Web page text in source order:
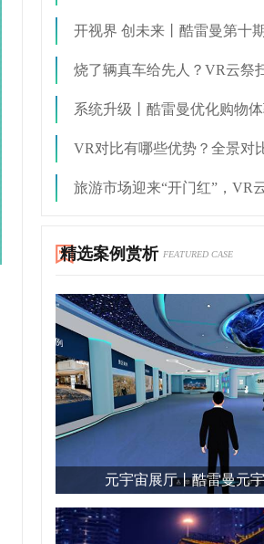
烧了辆真车给先人？VR云祭
系统升级丨酷雷曼优化购物
VR对比有哪些优势？全景对
旅游市场迎来“开门红”，VR
精选案例赏析 FEATURED CASE
元宇宙展厅丨酷雷曼元